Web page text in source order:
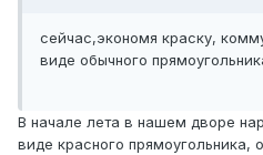
сейчас,экономя краску,
виде обычного
В начале лета в нашем дворе
виде красного прямоугольника,